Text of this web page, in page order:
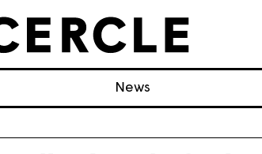
News